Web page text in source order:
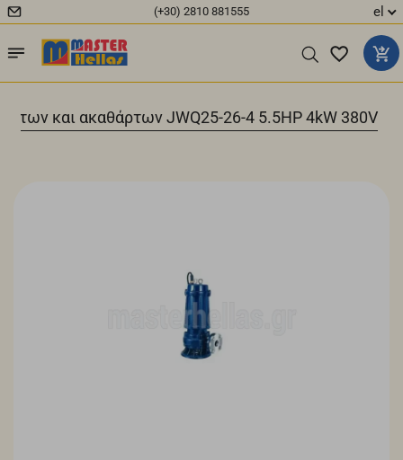
(+30) 2810 881555 el
και ακαθάρτων JWQ25-26-4 5.5HP 4kW 380V